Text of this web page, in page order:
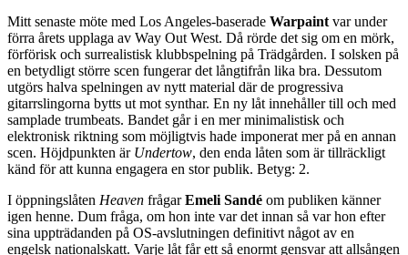
Mitt senaste möte med Los Angeles-baserade Warpaint var under
förra årets upplaga av Way Out West. Då rörde det sig om en mörk,
förförisk och surrealistisk klubbspelning på Trädgården. I solsken på
en betydligt större scen fungerar det långtifrån lika bra. Dessutom
utgörs halva spelningen av nytt material där de progressiva
gitarrslingorna bytts ut mot synthar. En ny låt innehåller till och med
samplade trumbeats. Bandet går i en mer minimalistisk och
elektronisk riktning som möjligtvis hade imponerat mer på en annan
scen. Höjdpunkten är Undertow, den enda låten som är tillräckligt
känd för att kunna engagera en stor publik. Betyg: 2.
I öppningslåten Heaven frågarEmeli Sandé om publiken känner
igen henne. Dum fråga, om hon inte var det innan så var hon efter
sina uppträdanden på OS-avslutningen definitivt något av en
engelsk nationalskatt. Varje låt får ett så enormt gensvar att allsången